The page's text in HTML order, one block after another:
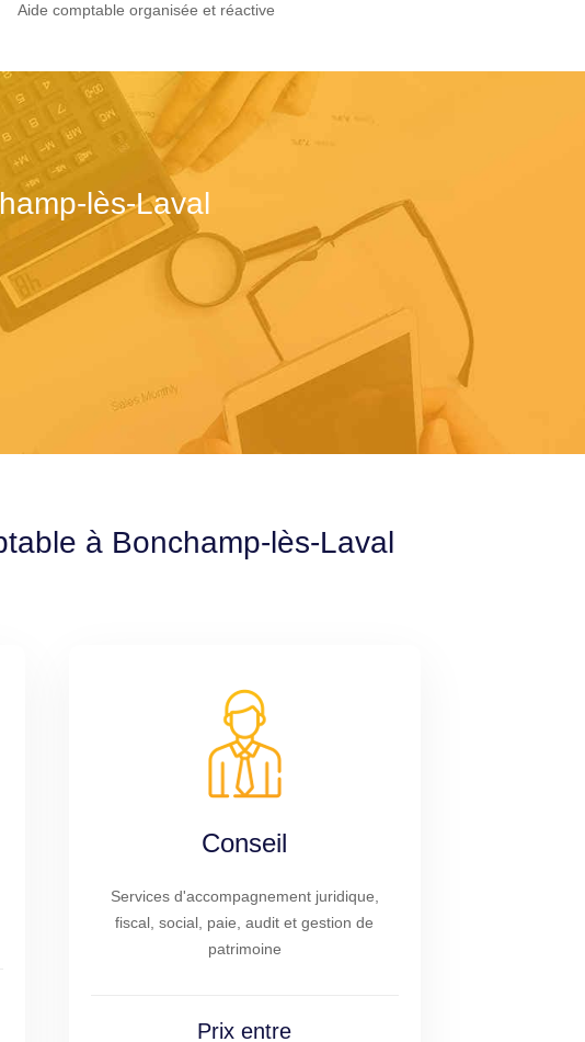
Aide comptable organisée et réactive
lès-Laval
à Bonchamp-lès-Laval
Conseil
Services d'accompagnement juridique,
fiscal, social, paie, audit et gestion de
patrimoine
Prix entre